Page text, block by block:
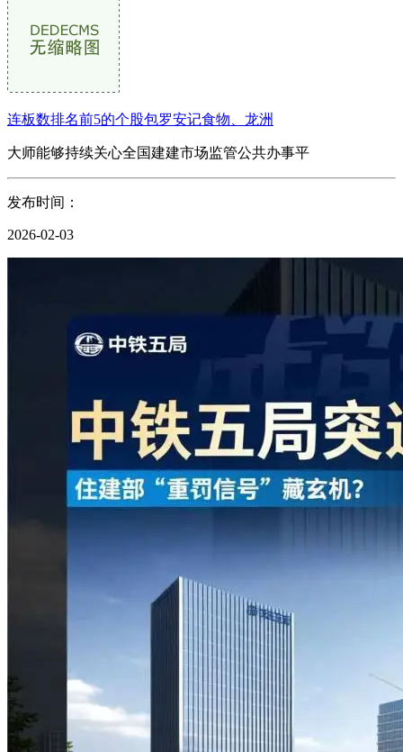
连板数排名前5的个股包罗安记食物、龙洲
大师能够持续关心全国建建市场监管公共办事平
发布时间：
2026-02-03